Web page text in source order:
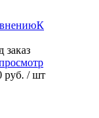
К
заказ
руб. / шт